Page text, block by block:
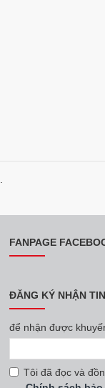
FANPAGE
ĐĂNG KÝ NHẬN TIN
để nhận được
Tôi đã đọc và